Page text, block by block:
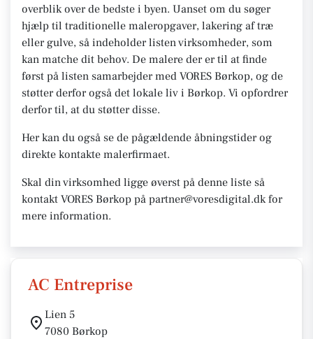
overblik over de bedste i byen. Uanset om du søger
hjælp til traditionelle maleropgaver, lakering af træ
eller gulve, så indeholder listen virksomheder, som
kan matche dit behov. De malere der er til at finde
først på listen samarbejder med VORES Børkop, og de
støtter derfor også det lokale liv i Børkop. Vi opfordrer
derfor til, at du støtter disse.
Her kan du også se de pågældende åbningstider og
direkte kontakte malerfirmaet.
Skal din virksomhed ligge øverst på denne liste så
kontakt VORES Børkop på partner@voresdigital.dk for
mere information.
AC Entreprise
Lien 5
7080 Børkop